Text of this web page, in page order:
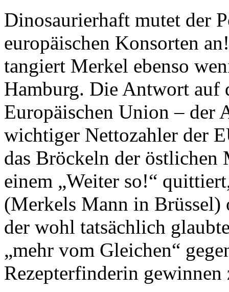
Dinosaurierhaft mutet der
europäischen Konsorten
tangiert Merkel ebenso
Hamburg. Die Antwort auf
Europäischen Union – der
wichtiger Nettozahler der
das Bröckeln der
einem „Weiter so!“
(Merkels Mann in Brüssel)
der wohl tatsächlich
„mehr vom Gleichen“
Rezepterfinderin gewinnen